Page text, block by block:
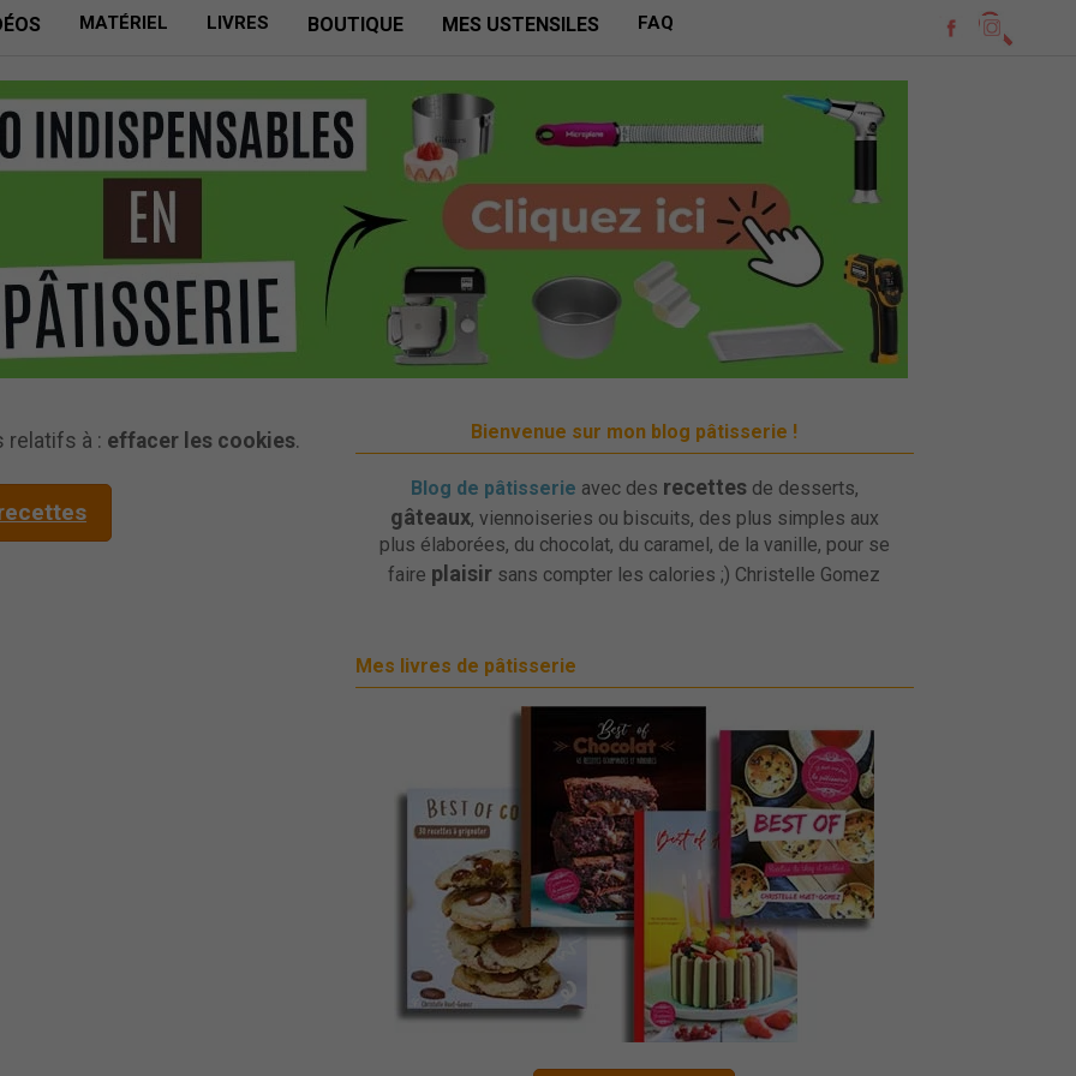
MATÉRIEL LIVRES BOUTIQUE MES USTENSILES FAQ
relatifs à : effacer les cookies. Bienvenue sur mon blog pâtisserie !
Blog de pâtisserie avec des recettes de desserts,
gâteaux, viennoiseries ou biscuits, des plus simples aux
plus élaborées, du chocolat, du caramel, de la vanille, pour se
faire plaisir sans compter les calories ;) Christelle Gomez
Mes livres de pâtisserie